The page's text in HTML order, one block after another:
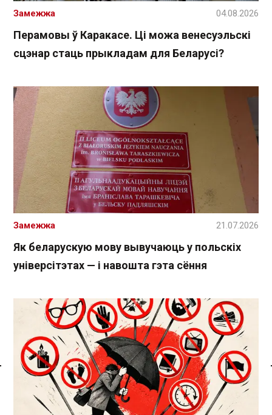
Спасылка без VPN
Перамовы ў Каракасе. Ці можа венесуэльскі
сцэнар стаць прыкладам для Беларусі?
Замежжа 04.08.2026
Як беларускую мову вывучаюць у польскіх
універсітэтах — і навошта гэта сёння
Замежжа 21.07.2026